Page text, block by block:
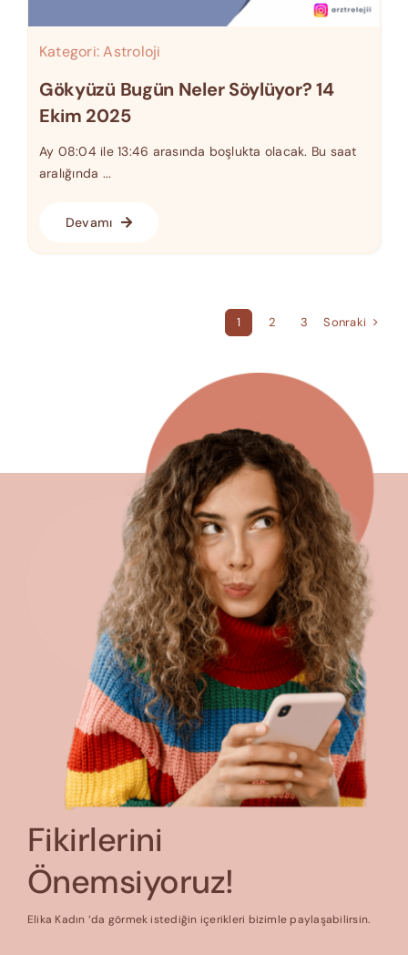
Kategori:Astroloji
Gökyüzü Bugün Neler Söylüyor? 14
Ekim 2025
Ay 08:04 ile 13:46 arasında boşlukta olacak. Bu saat
aralığında ...
Devamı
1 2 3 Sonraki
Fikirlerini
Önemsiyoruz!
Elika Kadın ‘da görmek istediğin içerikleri bizimle paylaşabilirsin.